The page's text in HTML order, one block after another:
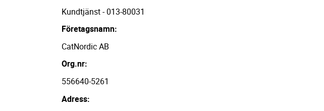
Kundtjänst - 013-80031
Företagsnamn:
CatNordic AB
Org.nr:
556640-5261
Adress: